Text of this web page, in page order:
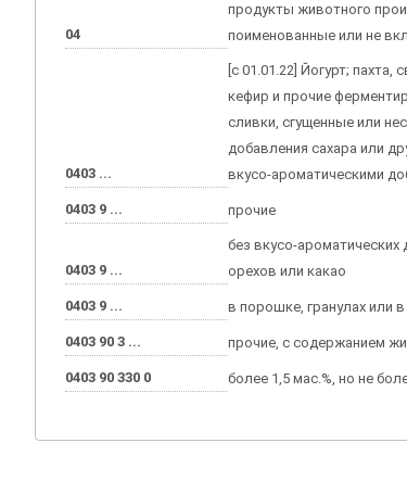
04
продукты животного
поименованные или не
0403 ...
[с 01.01.22] Йогурт;
кефир и прочие
сливки, сгущенные или
добавления сахара или
вкусо-ароматическими
0403 9 ... прочие
0403 9 ...
без вкусо-
орехов или какао
0403 9 ... в порошке, гранулах или
0403 90 3 ... прочие, с содержанием
0403 90 330 0 более 1,5 мас.%, но не